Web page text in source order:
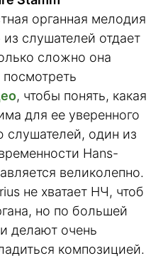
органная мелодия
слушателей отдает
сложно она
, чтобы понять, какая
для ее уверенного
слушателей, один из
Hans-
великолепно.
не хватает НЧ, чтоб
но по большей
делают очень
композицией.